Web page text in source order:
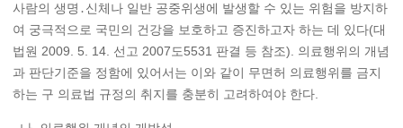
사람의 생명․신체나 일반 공중위생에 발생할 수 있는 위험을 방지하
여 궁극적으로 국민의 건강을 보호하고 증진하고자 하는 데 있다(대
법원 2009. 5. 14. 선고 2007도5531 판결 등 참조). 의료행위의 개념
과 판단기준을 정함에 있어서는 이와 같이 무면허 의료행위를 금지
하는 구 의료법 규정의 취지를 충분히 고려하여야 한다.